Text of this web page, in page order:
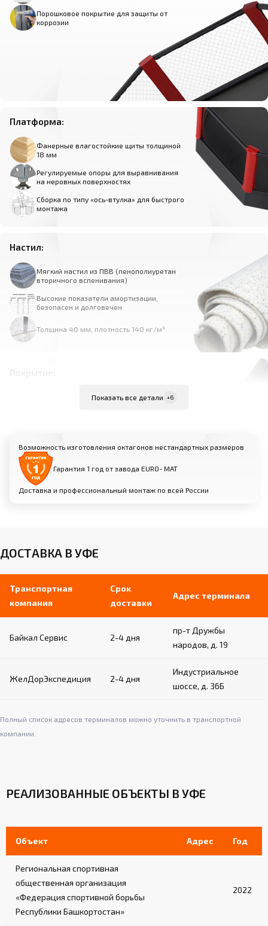
Порошковое покрытие для защиты от
коррозии
Платформа:
Фанерные влагостойкие щиты толщиной
18 мм
Регулируемые опоры для выравнивания
на неровных поверхностях
Сборка по типу «ось-втулка» для быстрого
монтажа
Настил:
Мягкий настил из ПВВ (пенополиуретан
вторичного вспенивания)
Высокие показатели амортизации,
безопасен и долговечен
Толщина 40 мм, плотность 140 кг/м³
Армированная не бликующая ткань ПВХ
Система натяжки через люверсы для
идеально ровной поверхности
Профессиональная сетка в ПВХ оплетке 4 мм,
ячея 50 мм
Мягкая защита из НПЭ и изолона в
Крепление на всю высоту угловых столбов с
внутренней стороны
Слой плотного ППУ между щитами настила
Снижает шум и вибрацию, увеличивает
Дверь:
Одна из восьми секций оснащена дверью с
запором
Показать все детали +6
Возможность изготовления октагонов нестандартных размеров
Гарантия 1 год от завода EURO- МАТ
Доставка и профессиональный монтаж по всей России
ДОСТАВКА В УФЕ
Транспортная
компания
Срок
доставки
Адрес терминала
Байкал Сервис 2-4 дня
пр-т Дружбы
народов, д. 19
ЖелДорЭкспедиция 2-4 дня
Индустриальное
шоссе, д. 36Б
Полный список адресов терминалов можно уточнить в транспортной
компании.
РЕАЛИЗОВАННЫЕ ОБЪЕКТЫ В УФЕ
Объект Адрес Год
Региональная спортивная
общественная организация
«Федерация спортивной борьбы
Республики Башкортостан»
2022